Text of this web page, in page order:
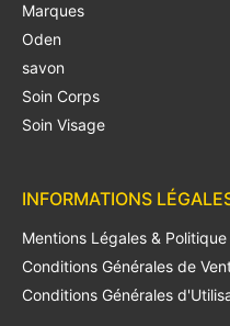
Marques
Oden
savon
Soin Corps
Soin Visage
INFORMATIONS
Mentions Légales &
Conditions Générales de
Conditions Générales